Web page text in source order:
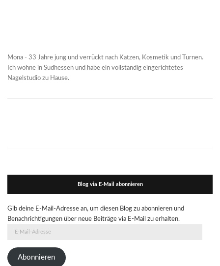
Mona - 33 Jahre jung und verrückt nach Katzen, Kosmetik und Turnen.
Ich wohne in Südhessen und habe ein vollständig eingerichtetes
Nagelstudio zu Hause.
Blog via E-Mail abonnieren
Gib deine E-Mail-Adresse an, um diesen Blog zu abonnieren und
Benachrichtigungen über neue Beiträge via E-Mail zu erhalten.
Adresse
Abonnieren